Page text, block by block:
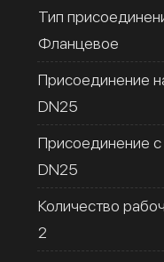
Тип
Фланцевое
Присоединение
DN25
Присоединение
DN25
Количество
2